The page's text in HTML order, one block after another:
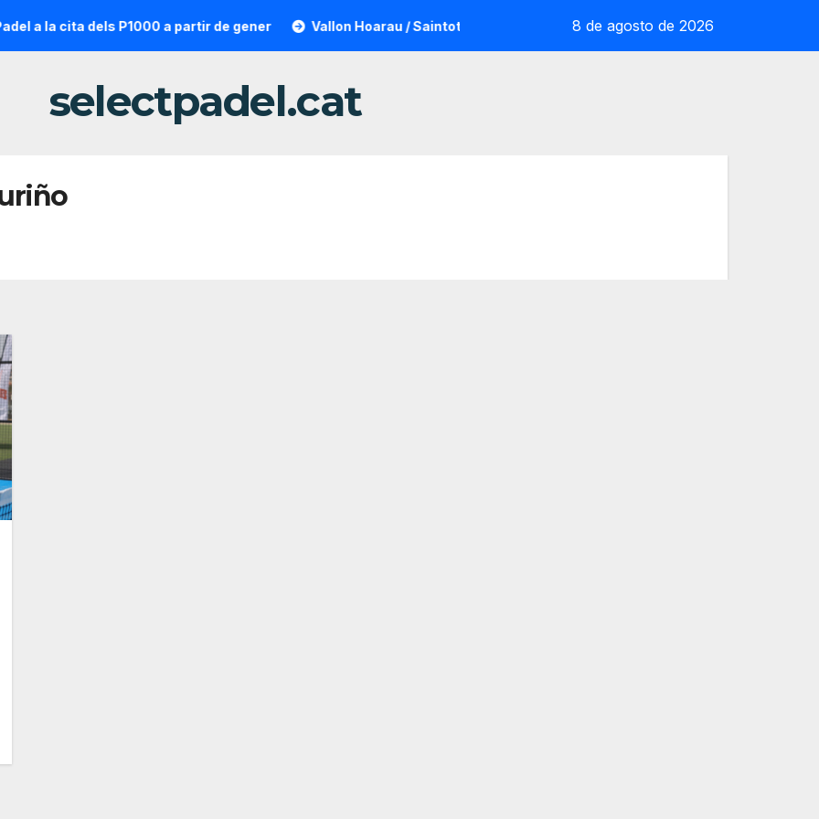
a la cita dels P1000 a partir de gener Vallon Hoarau / Saintot: la sorpresa reoliana que desafia la cap de sèrie 1
8 de agosto de 2026
selectpadel.cat